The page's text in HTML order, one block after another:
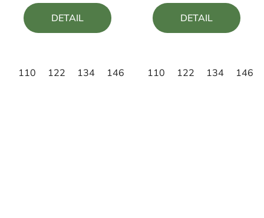
5,0
z
DETAIL
110 122 134 146 158
5,0
z
DETAIL
110 122 134 146